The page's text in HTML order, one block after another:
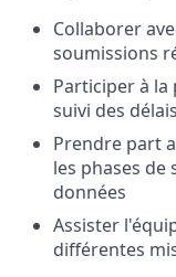
Collaborer
soumissions
Participer à
suivi des délais
Prendre part
les phases de
données
Assister
différentes